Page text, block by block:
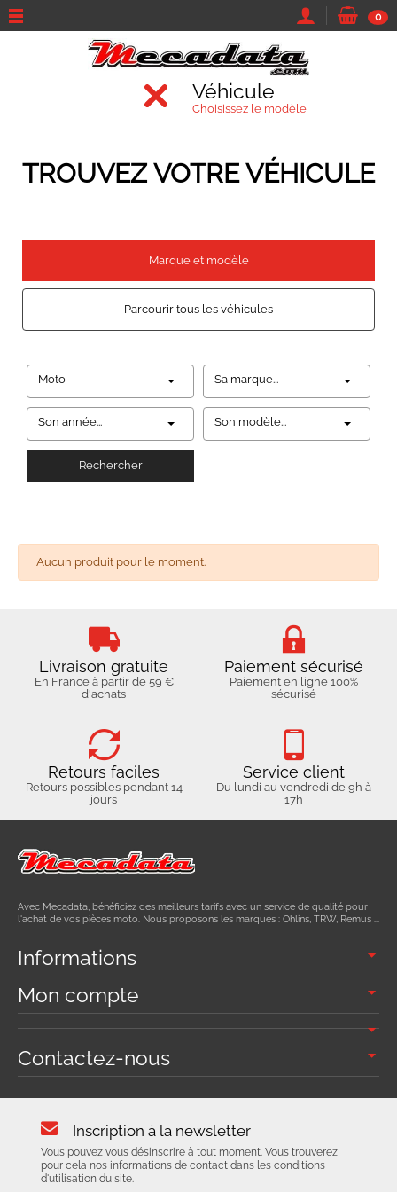
0
Véhicule
Choisissez le modèle
TROUVEZ VOTRE VÉHICULE
Marque et modèle
Parcourir tous les véhicules
Moto Sa marque...
Son année... Son modèle...
Rechercher
Aucun produit pour le moment.
Livraison gratuite
En France à partir de 59 €
d'achats
Paiement sécurisé
Paiement en ligne 100%
sécurisé
Retours faciles
Retours possibles pendant 14
jours
Service client
Du lundi au vendredi de 9h à
17h
Avec Mecadata, bénéficiez des meilleurs tarifs avec un service de qualité pour
l'achat de vos pièces moto. Nous proposons les marques : Ohlins, TRW, Remus ...
Informations
Mon compte
Contactez-nous
Inscription à la newsletter
Vous pouvez vous désinscrire à tout moment. Vous trouverez
pour cela nos informations de contact dans les conditions
d'utilisation du site.